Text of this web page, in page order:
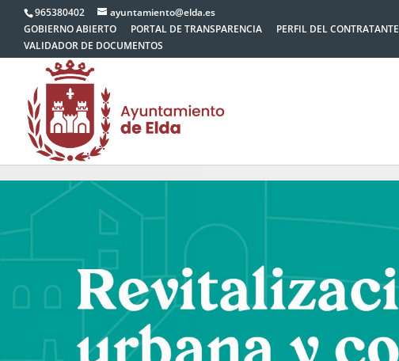
965380402
ayuntamiento@elda.es
GOBIERNO ABIERTO
PORTAL DE TRANSPARENCIA PERFIL DEL CONTRATANTE
VALIDADOR DE DOCUMENTOS